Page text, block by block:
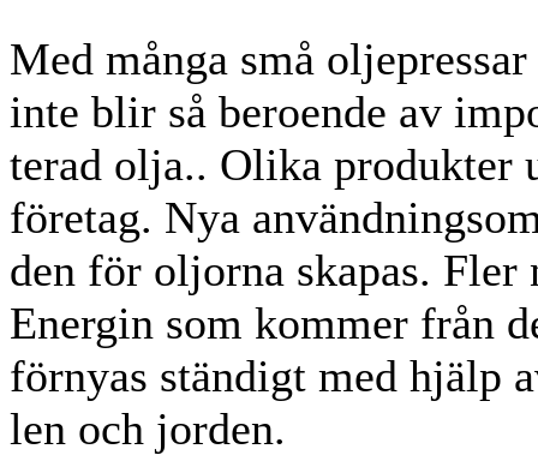
Med många små
inte blir så beroende av
terad olja.. Olika produkter
företag. Nya
den för oljorna skapas.
Energin som kommer från
förnyas ständigt med hjälp
len och jorden.